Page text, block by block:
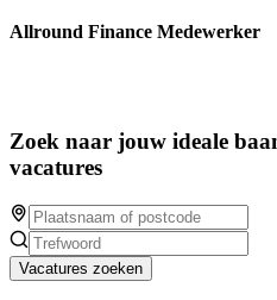
Allround Finance Medewerker
Zoek naar jouw ideale
vacatures
Vacatures zoeken